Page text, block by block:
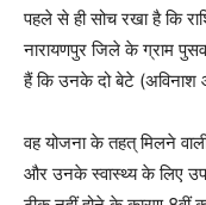
पहले से ही सोच रखा है कि
नारायणपुर जिले के ग्राम
हैं कि उनके दो बेटे (अविनाश
वह योजना के तहत् मिलने
और उनके स्वास्थ्य के लिए